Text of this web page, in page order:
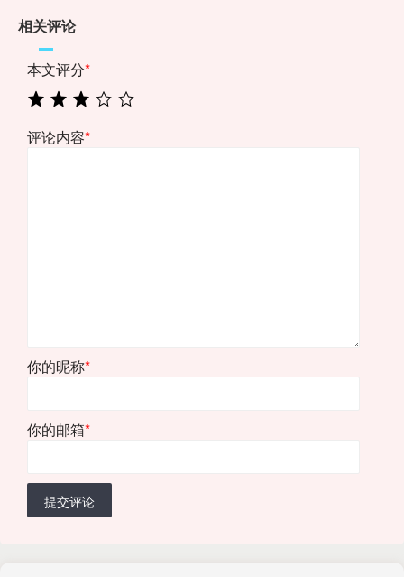
相关评论
本文评分*
评论内容*
你的昵称*
你的邮箱*
提交评论